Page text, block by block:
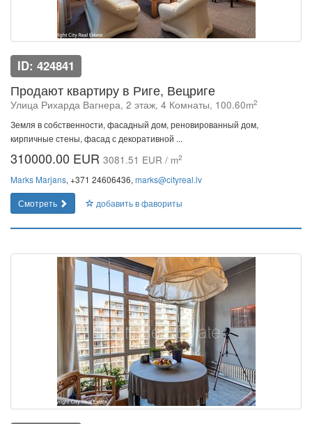
ID: 424841
Продают квартиру в Риге, Вецриге
Улица Рихарда Вагнера, 2 этаж, 4 Комнаты, 100.60m2
Земля в собственности, фасадный дом, реновированный дом,
кирпичные стены, фасад с декоративной ...
310000.00 EUR 3081.51 EUR / m2
Marks Marjans, +371 24606436, marks@cityreal.lv
Смотреть
добавить в фавориты